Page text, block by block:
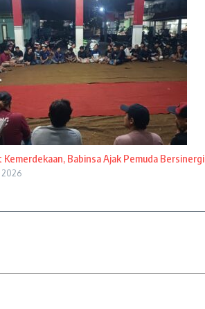
Kemerdekaan, Babinsa Ajak Pemuda Bersinergi
2026